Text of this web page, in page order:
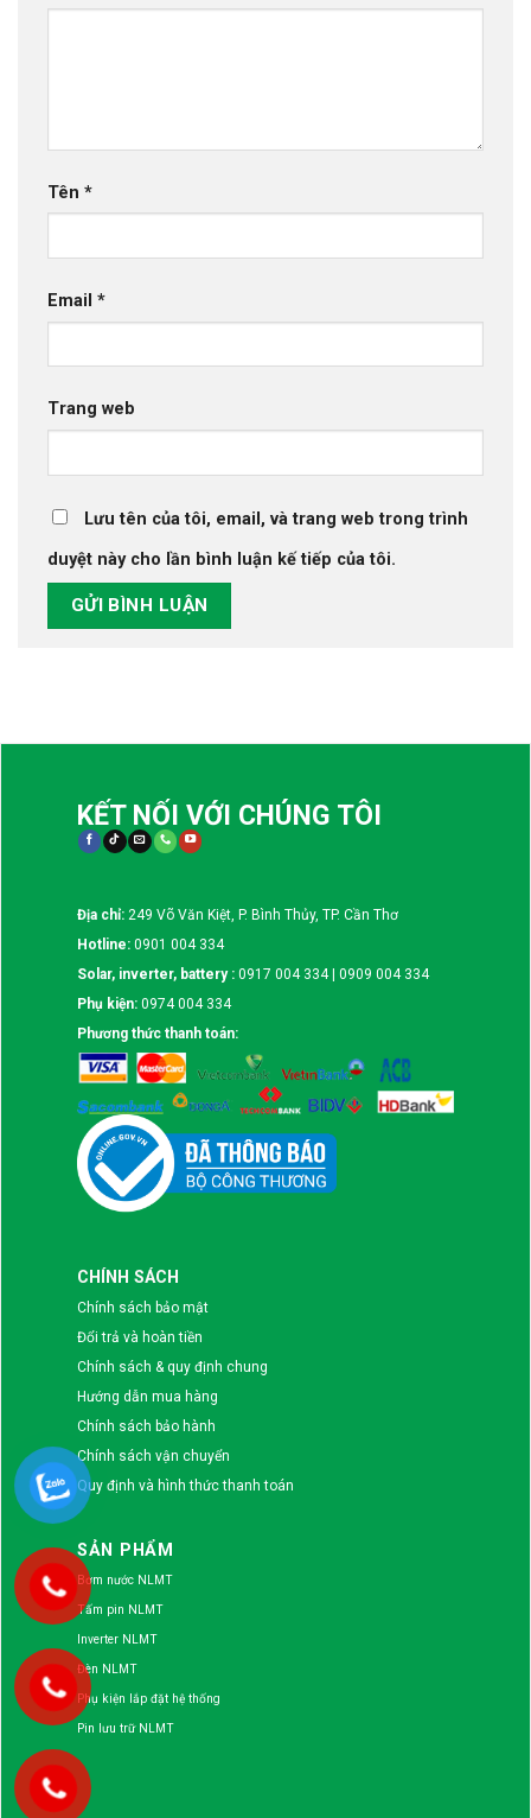
Tên *
Email *
Trang web
Lưu tên của tôi, email, và trang web trong trình
duyệt này cho lần bình luận kế tiếp của tôi.
KẾT NỐI VỚI CHÚNG TÔI
Địa chỉ: 249 Võ Văn Kiệt, P. Bình Thủy, TP. Cần Thơ
Hotline: 0901 004 334
Solar, inverter, battery : 0917 004 334 | 0909 004 334
Phụ kiện: 0974 004 334
Phương thức thanh toán:
CHÍNH SÁCH
Chính sách bảo mật
Đổi trả và hoàn tiền
Chính sách & quy định chung
Hướng dẫn mua hàng
Chính sách bảo hành
Chính sách vận chuyển
Quy định và hình thức thanh toán
SẢN PHẨM
Bơm nước NLMT
Tấm pin NLMT
Inverter NLMT
Đèn NLMT
Phụ kiện lắp đặt hệ thống
Pin lưu trữ NLMT